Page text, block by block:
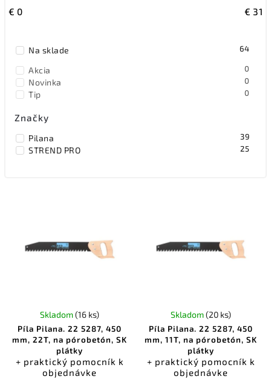
€ 0 € 31
Na sklade 64
Akcia 0
Novinka 0
Tip 0
Značky
Pilana 39
STREND PRO 25
Píla Pilana. 22 5287, 450
mm, 22T, na pórobetón, SK
plátky
+ praktický pomocník k
objednávke
Skladom(16 ks)
Píla Pilana. 22 5287, 450
mm, 11T, na pórobetón, SK
plátky
+ praktický pomocník k
objednávke
Skladom(20 ks)